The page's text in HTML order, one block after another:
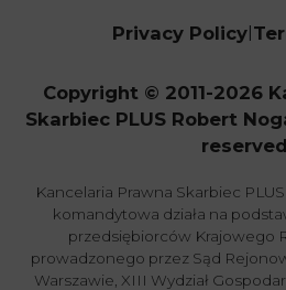
Privacy Policy
Copyright © 2011-2026
Skarbiec PLUS Robert
Kancelaria Prawna Skarbiec
komandytowa działa na
przedsiębiorców Krajowego
prowadzonego przez Sąd
Warszawie, XIII Wydział